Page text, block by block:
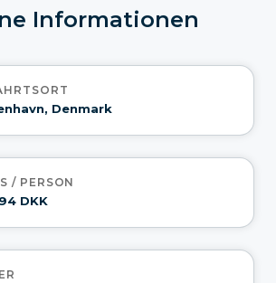
Informationen
Denmark
/ PERSON
DKK